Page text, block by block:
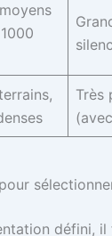
Très
défini,